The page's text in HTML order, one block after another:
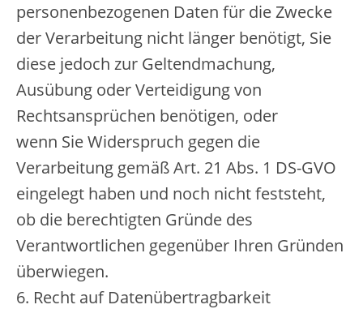
personenbezogenen Daten für die Zwecke
der Verarbeitung nicht länger benötigt, Sie
diese jedoch zur Geltendmachung,
Ausübung oder Verteidigung von
Rechtsansprüchen benötigen, oder
wenn Sie Widerspruch gegen die
Verarbeitung gemäß Art. 21 Abs. 1 DS-GVO
eingelegt haben und noch nicht feststeht,
ob die berechtigten Gründe des
Verantwortlichen gegenüber Ihren Gründen
überwiegen.
6. Recht auf Datenübertragbarkeit